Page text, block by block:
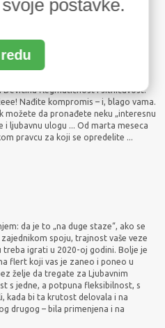
za nešto konkretno i dugotrajno.
zbog prijateljstva ... ili nađete
Devicina flegmatičnost i sitničavost.
Nađite kompromis – i, blago vama.
možete da pronađete neku „interesnu
i ljubavnu ulogu ... Od marta meseca
pravcu za koji se opredelite ...
da je to „na duge staze“, ako se
spoju, trajnost vaše veze
treba igrati u 2020-oj godini. Bolje je
flert koji vas je zaneo i poneo u
želje da tregate za Ljubavnim
s jedne, a potpuna fleksibilnost, s
kada bi ta krutost delovala i na
drugog – bila primenjena i na
postavke.